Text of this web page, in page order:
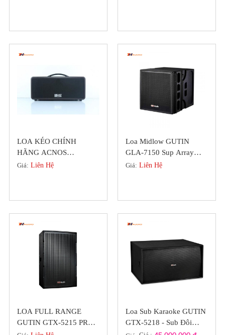
LOA KÉO CHÍNH
HÃNG ACNOS
BEATBOX KS361M (
Giá: Liên Hệ
Loa Midlow GUTIN
GLA-7150 Sup Array
Chuyên Nghiệp Bass 40
Giá: Liên Hệ
LOA FULL RANGE
GUTIN GTX-5215 PRO-
Loa Sub Karaoke GUTIN
GTX-5218 - Sub Đôi